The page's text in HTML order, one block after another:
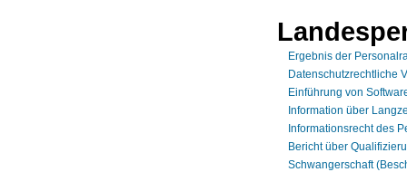
Ergebnis der
Datenschutzrechtliche
Einführung von
Information über
Informationsrecht des
Bericht über
Schwangerschaft